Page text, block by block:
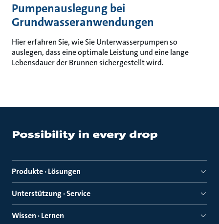
Pumpenauslegung bei
Grundwasseranwendungen
Hier erfahren Sie, wie Sie Unterwasserpumpen so
auslegen, dass eine optimale Leistung und eine lange
Lebensdauer der Brunnen sichergestellt wird.
Produkte · Lösungen
Unterstützung · Service
Wissen · Lernen